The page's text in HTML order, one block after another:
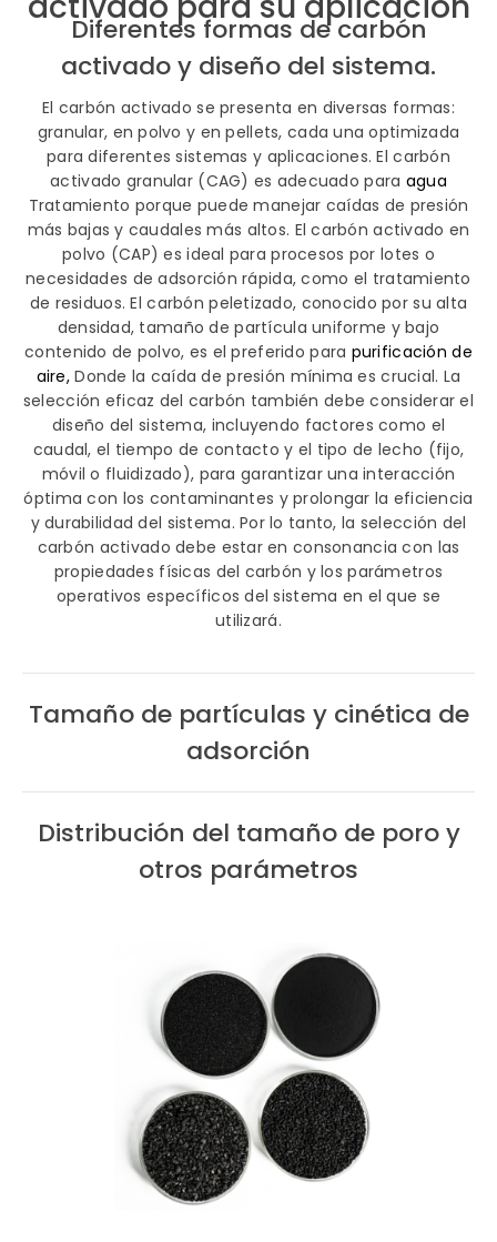
Diferentes formas de carbón
activado y diseño del sistema.
El carbón activado se presenta en diversas formas:
granular, en polvo y en pellets, cada una optimizada
para diferentes sistemas y aplicaciones. El carbón
activado granular (CAG) es adecuado para agua
Tratamiento porque puede manejar caídas de presión
más bajas y caudales más altos. El carbón activado en
polvo (CAP) es ideal para procesos por lotes o
necesidades de adsorción rápida, como el tratamiento
de residuos. El carbón peletizado, conocido por su alta
densidad, tamaño de partícula uniforme y bajo
contenido de polvo, es el preferido para purificación de
aire, Donde la caída de presión mínima es crucial. La
selección eficaz del carbón también debe considerar el
diseño del sistema, incluyendo factores como el
caudal, el tiempo de contacto y el tipo de lecho (fijo,
móvil o fluidizado), para garantizar una interacción
óptima con los contaminantes y prolongar la eficiencia
y durabilidad del sistema. Por lo tanto, la selección del
carbón activado debe estar en consonancia con las
propiedades físicas del carbón y los parámetros
operativos específicos del sistema en el que se
utilizará.
Tamaño de partículas y cinética de
adsorción
Distribución del tamaño de poro y
otros parámetros